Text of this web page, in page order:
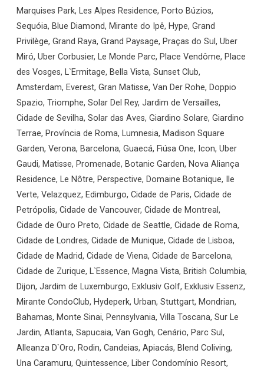
Marquises Park, Les Alpes Residence, Porto Búzios,
Sequóia, Blue Diamond, Mirante do Ipê, Hype, Grand
Privilège, Grand Raya, Grand Paysage, Praças do Sul, Uber
Miró, Uber Corbusier, Le Monde Parc, Place Vendôme, Place
des Vosges, L`Ermitage, Bella Vista, Sunset Club,
Amsterdam, Everest, Gran Matisse, Van Der Rohe, Doppio
Spazio, Triomphe, Solar Del Rey, Jardim de Versailles,
Cidade de Sevilha, Solar das Aves, Giardino Solare, Giardino
Terrae, Província de Roma, Lumnesia, Madison Square
Garden, Verona, Barcelona, Guaecá, Fiúsa One, Icon, Uber
Gaudi, Matisse, Promenade, Botanic Garden, Nova Aliança
Residence, Le Nôtre, Perspective, Domaine Botanique, Ile
Verte, Velazquez, Edimburgo, Cidade de Paris, Cidade de
Petrópolis, Cidade de Vancouver, Cidade de Montreal,
Cidade de Ouro Preto, Cidade de Seattle, Cidade de Roma,
Cidade de Londres, Cidade de Munique, Cidade de Lisboa,
Cidade de Madrid, Cidade de Viena, Cidade de Barcelona,
Cidade de Zurique, L`Essence, Magna Vista, British Columbia,
Dijon, Jardim de Luxemburgo, Exklusiv Golf, Exklusiv Essenz,
Mirante CondoClub, Hydeperk, Urban, Stuttgart, Mondrian,
Bahamas, Monte Sinai, Pennsylvania, Villa Toscana, Sur Le
Jardin, Atlanta, Sapucaia, Van Gogh, Cenário, Parc Sul,
Alleanza D`Oro, Rodin, Candeias, Apiacás, Blend Coliving,
Una Caramuru, Quintessence, Liber Condomínio Resort,